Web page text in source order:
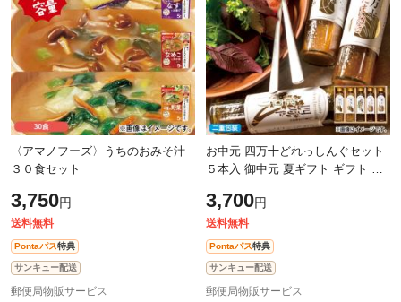
〈アマノフーズ〉うちのおみそ汁
３０食セット
3,750円
送料無料
Pontaパス特典
サンキュー配送
郵便局物販サービス
お中元 四万十どれっしんぐセット
５本入 御中元 夏ギフト ギフト 贈
3,700円
送料無料
Pontaパス特典
サンキュー配送
郵便局物販サービス